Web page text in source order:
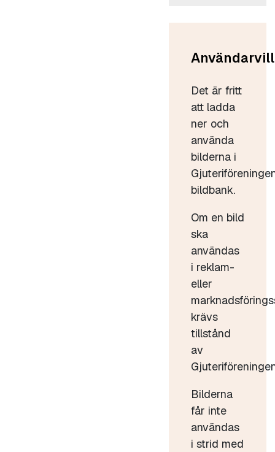
Det är fritt
att ladda
ner och
använda
bilderna i
bildbank.
Om en bild
ska
användas
i reklam-
eller
krävs
tillstånd
av
Bilderna
får inte
användas
i strid med